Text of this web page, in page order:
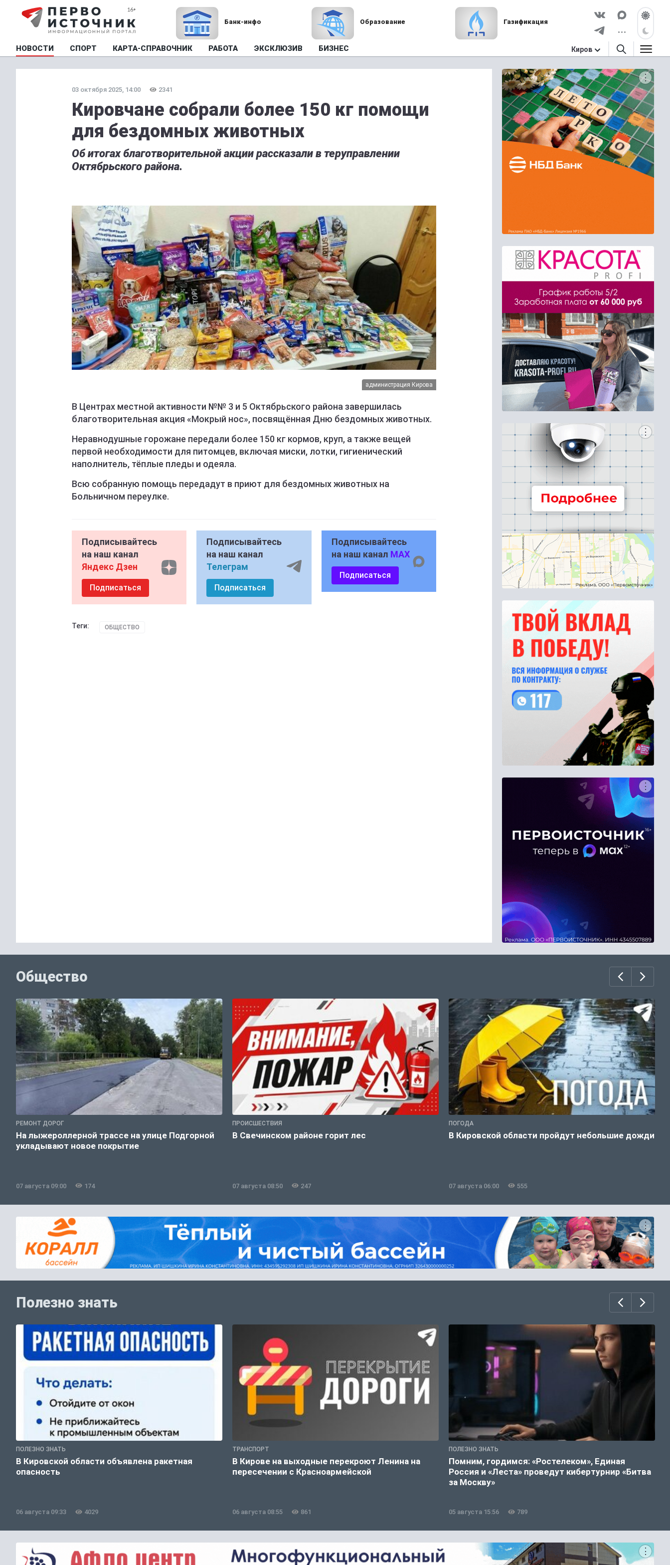
Банк-инфо Образование Газификация
НОВОСТИ СПОРТ КАРТА-СПРАВОЧНИК РАБОТА ЭКСКЛЮЗИВ БИЗНЕС Киров
03 октября 2025, 14:00 2341
Кировчане собрали более 150 кг помощи
для бездомных животных
Об итогах благотворительной акции рассказали в теруправлении
Октябрьского района.
администрация Кирова
В Центрах местной активности №№ 3 и 5 Октябрьского района завершилась
благотворительная акция «Мокрый нос», посвящённая Дню бездомных животных.
Неравнодушные горожане передали более 150 кг кормов, круп, а также вещей
первой необходимости для питомцев, включая миски, лотки, гигиенический
наполнитель, тёплые пледы и одеяла.
Всю собранную помощь передадут в приют для бездомных животных на
Больничном переулке.
Подписывайтесь
на наш канал
Яндекс Дзен
Подписаться
Подписывайтесь
на наш канал
Телеграм
Подписаться
Подписывайтесь
на наш канал MAX
Подписаться
Теги: ОБЩЕСТВО
Общество
РЕМОНТ ДОРОГ
На лыжероллерной трассе на улице Подгорной
укладывают новое покрытие
07 августа 09:00 174
ПРОИСШЕСТВИЯ
В Свечинском районе горит лес
07 августа 08:50 247
ПОГОДА
В Кировской области пройдут небольшие дожди
07 августа 06:00 555
Полезно знать
ПОЛЕЗНО ЗНАТЬ
В Кировской области объявлена ракетная
опасность
06 августа 09:33 4029
ТРАНСПОРТ
В Кирове на выходные перекроют Ленина на
пересечении с Красноармейской
06 августа 08:55 861
ПОЛЕЗНО ЗНАТЬ
Помним, гордимся: «Ростелеком», Единая
Россия и «Леста» проведут кибертурнир «Битва
за Москву»
05 августа 15:56 789